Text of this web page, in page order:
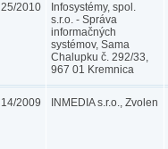
25/2010
Infosystémy, spol.
s.r.o. - Správa
informačných
systémov, Sama
Chalupku č. 292/33,
967 01 Kremnica
14/2009 INMEDIA s.r.o., Zvolen